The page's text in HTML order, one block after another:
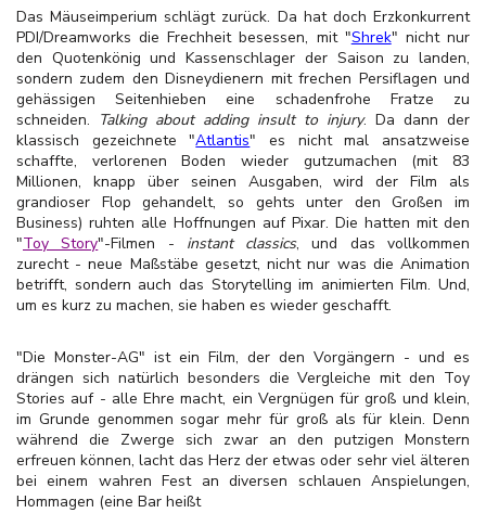
Das Mäuseimperium schlägt zurück. Da hat doch Erzkonkurrent
PDI/Dreamworks die Frechheit besessen, mit "Shrek" nicht nur
den Quotenkönig und Kassenschlager der Saison zu landen,
sondern zudem den Disneydienern mit frechen Persiflagen und
gehässigen Seitenhieben eine schadenfrohe Fratze zu
schneiden. Talking about adding insult to injury. Da dann der
klassisch gezeichnete "Atlantis" es nicht mal ansatzweise
schaffte, verlorenen Boden wieder gutzumachen (mit 83
Millionen, knapp über seinen Ausgaben, wird der Film als
grandioser Flop gehandelt, so gehts unter den Großen im
Business) ruhten alle Hoffnungen auf Pixar. Die hatten mit den
"Toy Story"-Filmen - instant classics, und das vollkommen
zurecht - neue Maßstäbe gesetzt, nicht nur was die Animation
betrifft, sondern auch das Storytelling im animierten Film. Und,
um es kurz zu machen, sie haben es wieder geschafft.
"Die Monster-AG" ist ein Film, der den Vorgängern - und es
drängen sich natürlich besonders die Vergleiche mit den Toy
Stories auf - alle Ehre macht, ein Vergnügen für groß und klein,
im Grunde genommen sogar mehr für groß als für klein. Denn
während die Zwerge sich zwar an den putzigen Monstern
erfreuen können, lacht das Herz der etwas oder sehr viel älteren
bei einem wahren Fest an diversen schlauen Anspielungen,
Hommagen (eine Bar heißt